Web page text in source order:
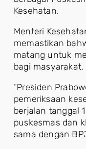
Kesehatan.
Menteri
memastikan
matang untuk
bagi masyarakat.
“Presiden
pemeriksaan
berjalan tanggal
puskesmas dan
sama dengan